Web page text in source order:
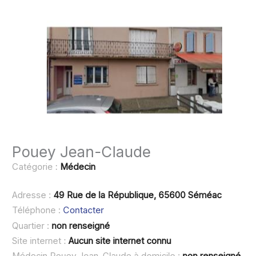
Pouey Jean-Claude
Catégorie : Médecin
Adresse : 49 Rue de la République, 65600 Séméac
Téléphone : Contacter
Quartier : non renseigné
Site internet : Aucun site internet connu